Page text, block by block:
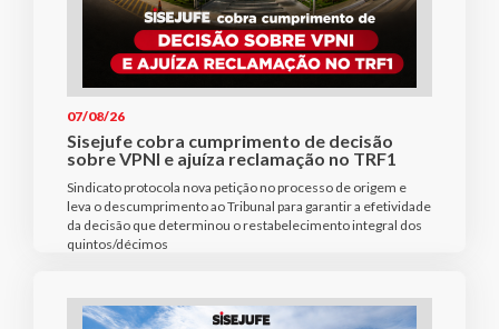
07/08/26
Sisejufe cobra cumprimento de decisão
sobre VPNI e ajuíza reclamação no TRF1
Sindicato protocola nova petição no processo de origem e
leva o descumprimento ao Tribunal para garantir a efetividade
da decisão que determinou o restabelecimento integral dos
quintos/décimos